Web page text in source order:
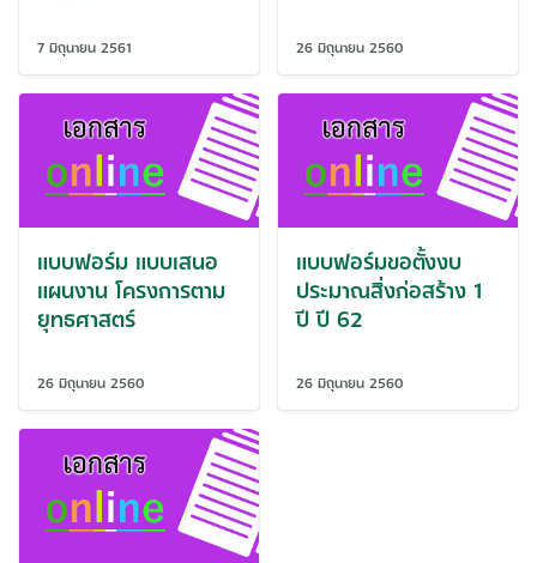
7 มิถุนายน 2561 26 มิถุนายน 2560
แบบฟอร์ม แบบเสนอ
แผนงาน โครงการตาม
ยุทธศาสตร์
26 มิถุนายน 2560
แบบฟอร์มขอตั้งงบ
ประมาณสิ่งก่อสร้าง 1
ปี ปี 62
26 มิถุนายน 2560